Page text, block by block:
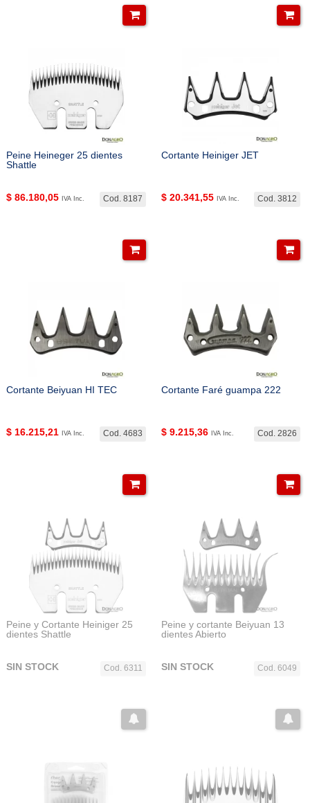
Peine Heineger 25 dientes
Shattle
Cod. 8187
$ 86.180,05 IVA Inc.
Cortante Heiniger JET
Cod. 3812
$ 20.341,55 IVA Inc.
Cortante Beiyuan HI TEC
Cod. 4683
$ 16.215,21 IVA Inc.
Cortante Faré guampa 222
Cod. 2826
$ 9.215,36 IVA Inc.
Peine y Cortante Heiniger 25
dientes Shattle
Cod. 6311
SIN STOCK
Peine y cortante Beiyuan 13
dientes Abierto
Cod. 6049
SIN STOCK